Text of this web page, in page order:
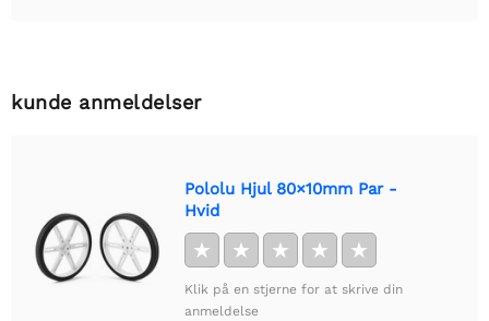
kunde anmeldelser
Pololu Hjul 80×10mm Par -
Hvid
★ ★ ★ ★ ★
Klik på en stjerne for at skrive din
anmeldelse